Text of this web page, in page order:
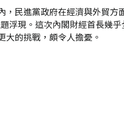
，民進黨政府在經濟與外貿方
浮現。這次內閣財經首長幾乎
的挑戰，頗令人擔憂。